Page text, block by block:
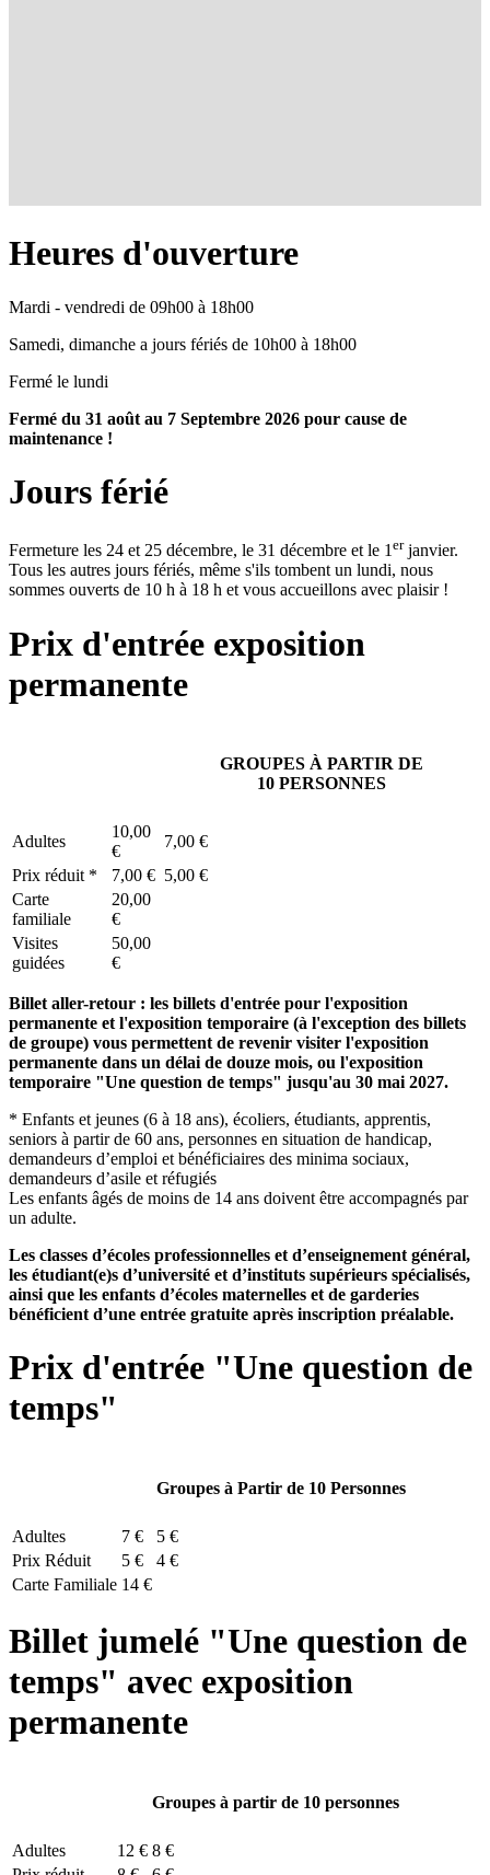
Heures d'ouverture
Mardi - vendredi de 09h00 à 18h00
Samedi, dimanche a jours fériés de 10h00 à 18h00
Fermé le lundi
Fermé du 31 août au 7 Septembre 2026 pour cause de
maintenance !
Jours férié
Fermeture les 24 et 25 décembre, le 31 décembre et le 1 erjanvier.
Tous les autres jours fériés, même s'ils tombent un lundi, nous
sommes ouverts de 10 h à 18 h et vous accueillons avec plaisir !
Prix d'entrée exposition
permanente
GROUPES À PARTIR DE
10 PERSONNES
Adultes
10,00
€
7,00 €
Prix réduit *
7,00 € 5,00 €
Carte
familiale
20,00
€
Visites
guidées
50,00
€
Billet aller-retour : les billets d'entrée pour l'exposition
permanente et l'exposition temporaire (à l'exception des billets
de groupe) vous permettent de revenir visiter l'exposition
permanente dans un délai de douze mois, ou l'exposition
temporaire "Une question de temps" jusqu'au 30 mai 2027.
* Enfants et jeunes (6 à 18 ans), écoliers, étudiants, apprentis,
seniors à partir de 60 ans, personnes en situation de handicap,
demandeurs d’emploi et bénéficiaires des minima sociaux,
demandeurs d’asile et réfugiés
Les enfants âgés de moins de 14 ans doivent être accompagnés par
un adulte.
Les classes d’écoles professionnelles et d’enseignement général,
les étudiant(e)s d’université et d’instituts supérieurs spécialisés,
ainsi que les enfants d’écoles maternelles et de garderies
bénéficient d’une entrée gratuite après inscription préalable.
Prix d'entrée "Une question de
temps"
Groupes à Partir de 10 Personnes
Adultes 7 €
5 €
Prix Réduit
5 €
4 €
Carte Familiale 14 €
Billet jumelé "Une question de
temps" avec exposition
permanente
Groupes à partir de 10 personnes
Adultes 12 € 8 €